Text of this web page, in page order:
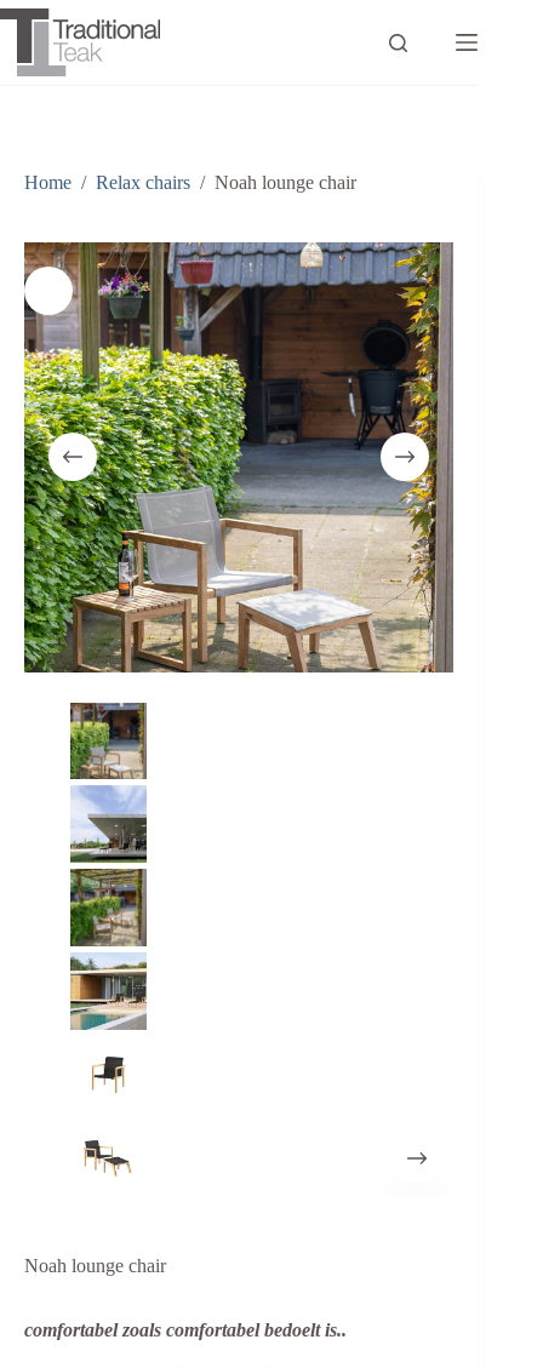
Ga
inhoud
Home / Relax chairs / Noah lounge chair
Noah lounge chair
comfortabel zoals comfortabel bedoelt is..